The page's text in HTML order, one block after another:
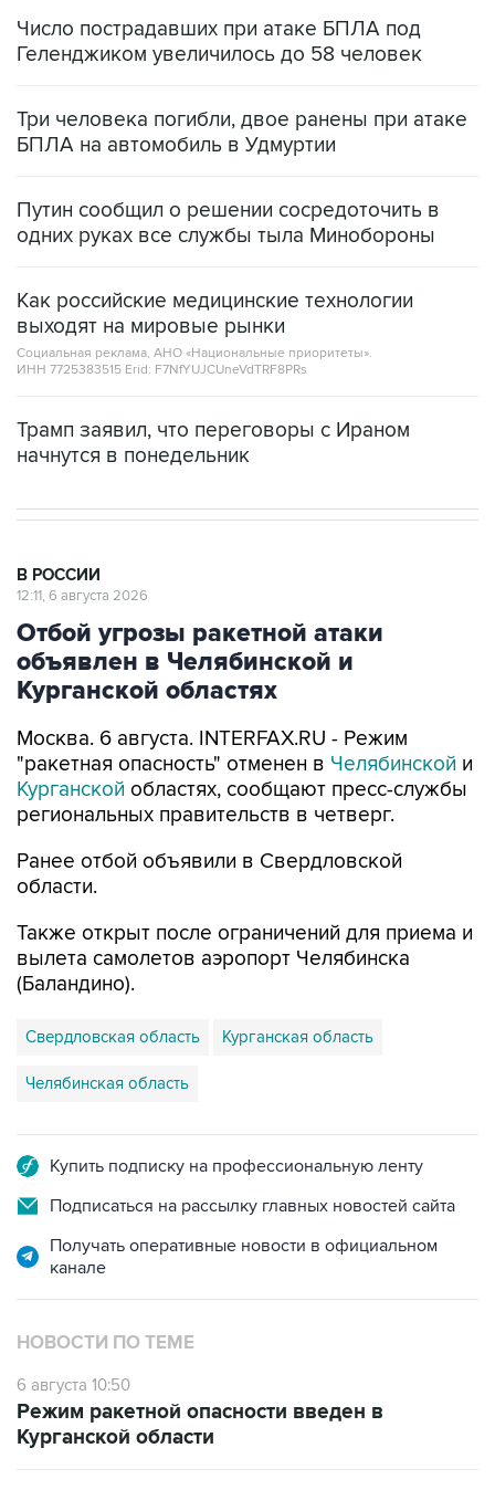
Число пострадавших при атаке БПЛА под
Геленджиком увеличилось до 58 человек
Три человека погибли, двое ранены при атаке
БПЛА на автомобиль в Удмуртии
Путин сообщил о решении сосредоточить в
одних руках все службы тыла Минобороны
Как российские медицинские технологии
выходят на мировые рынки
Социальная реклама, АНО «Национальные приоритеты».
ИНН 7725383515 Erid: F7NfYUJCUneVdTRF8PRs
Трамп заявил, что переговоры с Ираном
начнутся в понедельник
В РОССИИ
12:11, 6 августа 2026
Отбой угрозы ракетной атаки
объявлен в Челябинской и
Курганской областях
Москва. 6 августа. INTERFAX.RU - Режим
"ракетная опасность" отменен в Челябинской и
Курганской областях, сообщают пресс-службы
региональных правительств в четверг.
Ранее отбой объявили в Свердловской
области.
Также открыт после ограничений для приема и
вылета самолетов аэропорт Челябинска
(Баландино).
Свердловская область Курганская область
Челябинская область
Купить подписку на профессиональную ленту
Подписаться на рассылку главных новостей сайта
Получать оперативные новости в официальном
канале
НОВОСТИ ПО ТЕМЕ
6 августа 10:50
Режим ракетной опасности введен в
Курганской области